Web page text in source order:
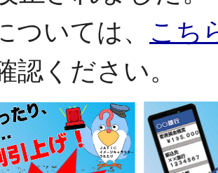
ついては、 こち
認ください。